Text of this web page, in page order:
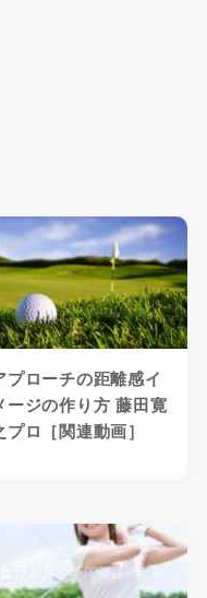
プローチの距離感イ
ージの作り方 藤田寛
プロ［関連動画］